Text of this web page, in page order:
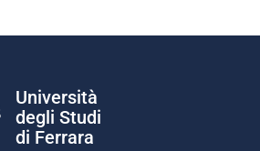
Università
degli Studi
di Ferrara